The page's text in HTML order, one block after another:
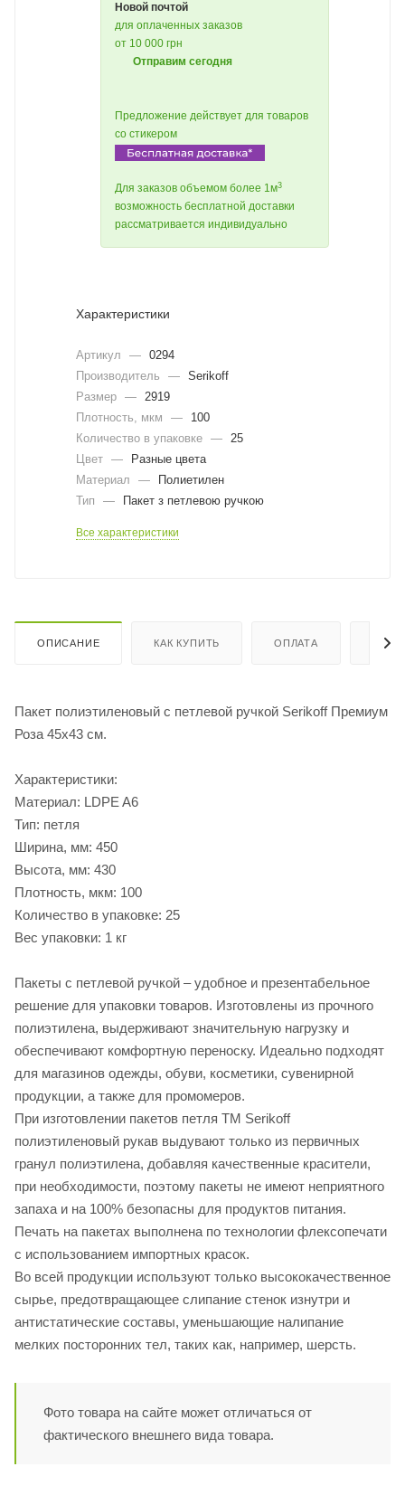
Новой почтой
для оплаченных заказов
от 10 000 грн
Отправим сегодня
Предложение действует для товаров
со стикером
Для заказов объемом более 1м3
возможность бесплатной доставки
рассматривается индивидуально
Характеристики
Артикул — 0294
Производитель
— Serikoff
Размер —
2919
Плотность, мкм
—
100
Количество в упаковке —
25
Цвет —
Разные цвета
Материал
—
Полиетилен
Тип
— Пакет з петлевою ручкою
Все характеристики
ОПИСАНИЕ КАК КУПИТЬ ОПЛАТА
Пакет полиэтиленовый с петлевой ручкой Serikoff Премиум
Роза 45х43 см.
Характеристики:
Материал: LDPE A6
Тип: петля
Ширина, мм: 450
Высота, мм: 430
Плотность, мкм: 100
Количество в упаковке: 25
Вес упаковки: 1 кг
Пакеты с петлевой ручкой – удобное и презентабельное
решение для упаковки товаров. Изготовлены из прочного
полиэтилена, выдерживают значительную нагрузку и
обеспечивают комфортную переноску. Идеально подходят
для магазинов одежды, обуви, косметики, сувенирной
продукции, а также для промомеров.
При изготовлении пакетов петля ТМ Serikoff
полиэтиленовый рукав выдувают только из первичных
гранул полиэтилена, добавляя качественные красители,
при необходимости, поэтому пакеты не имеют неприятного
запаха и на 100% безопасны для продуктов питания.
Печать на пакетах выполнена по технологии флексопечати
с использованием импортных красок.
Во всей продукции используют только высококачественное
сырье, предотвращающее слипание стенок изнутри и
антистатические составы, уменьшающие налипание
мелких посторонних тел, таких как, например, шерсть.
Фото товара на сайте может отличаться от
фактического внешнего вида товара.